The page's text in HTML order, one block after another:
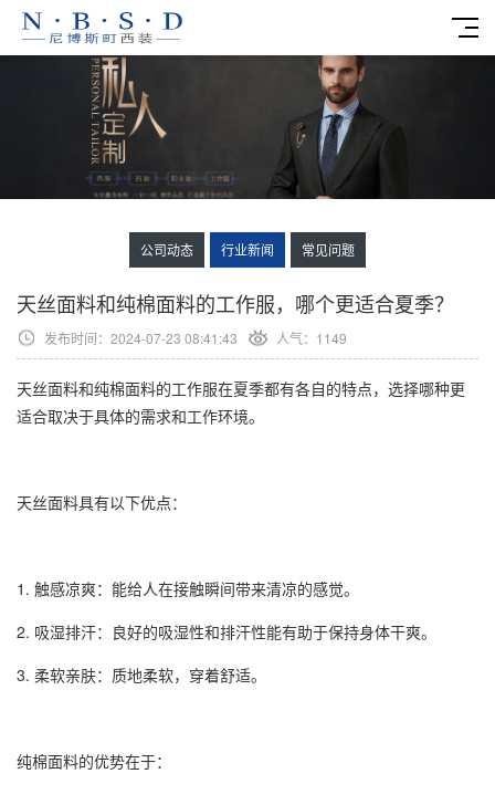
公司动态 行业新闻 常见问题
天丝面料和纯棉面料的工作服，哪个更适合夏季？
发布时间：2024-07-23 08:41:43 人气：1149
天丝面料和纯棉面料的工作服在夏季都有各自的特点，选择哪种更
适合取决于具体的需求和工作环境。
天丝面料具有以下优点：
1. 触感凉爽：能给人在接触瞬间带来清凉的感觉。
2. 吸湿排汗：良好的吸湿性和排汗性能有助于保持身体干爽。
3. 柔软亲肤：质地柔软，穿着舒适。
纯棉面料的优势在于：